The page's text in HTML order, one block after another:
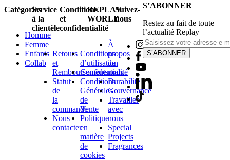
Catégories
Homme
Femme
Enfants
Collab
Service
à la
clientèle
Retours
et
Remboursements
Statut
de
la
commande
Nous
contacter
Conditions
et
confidentialité
Conditions
d’utilisation
Confidentialité
Conditions
Générales
de
Vente
Politique
en
matière
de
cookies
REPLAY
WORLD
À
propos
de
nous
Durabilité
Gouvernance
Travailler
avec
nous
Special
Projects
Fragrances
Suivez-
nous
S’ABONNER
Restez au fait de toute
l’actualité Replay
S’ABONNER